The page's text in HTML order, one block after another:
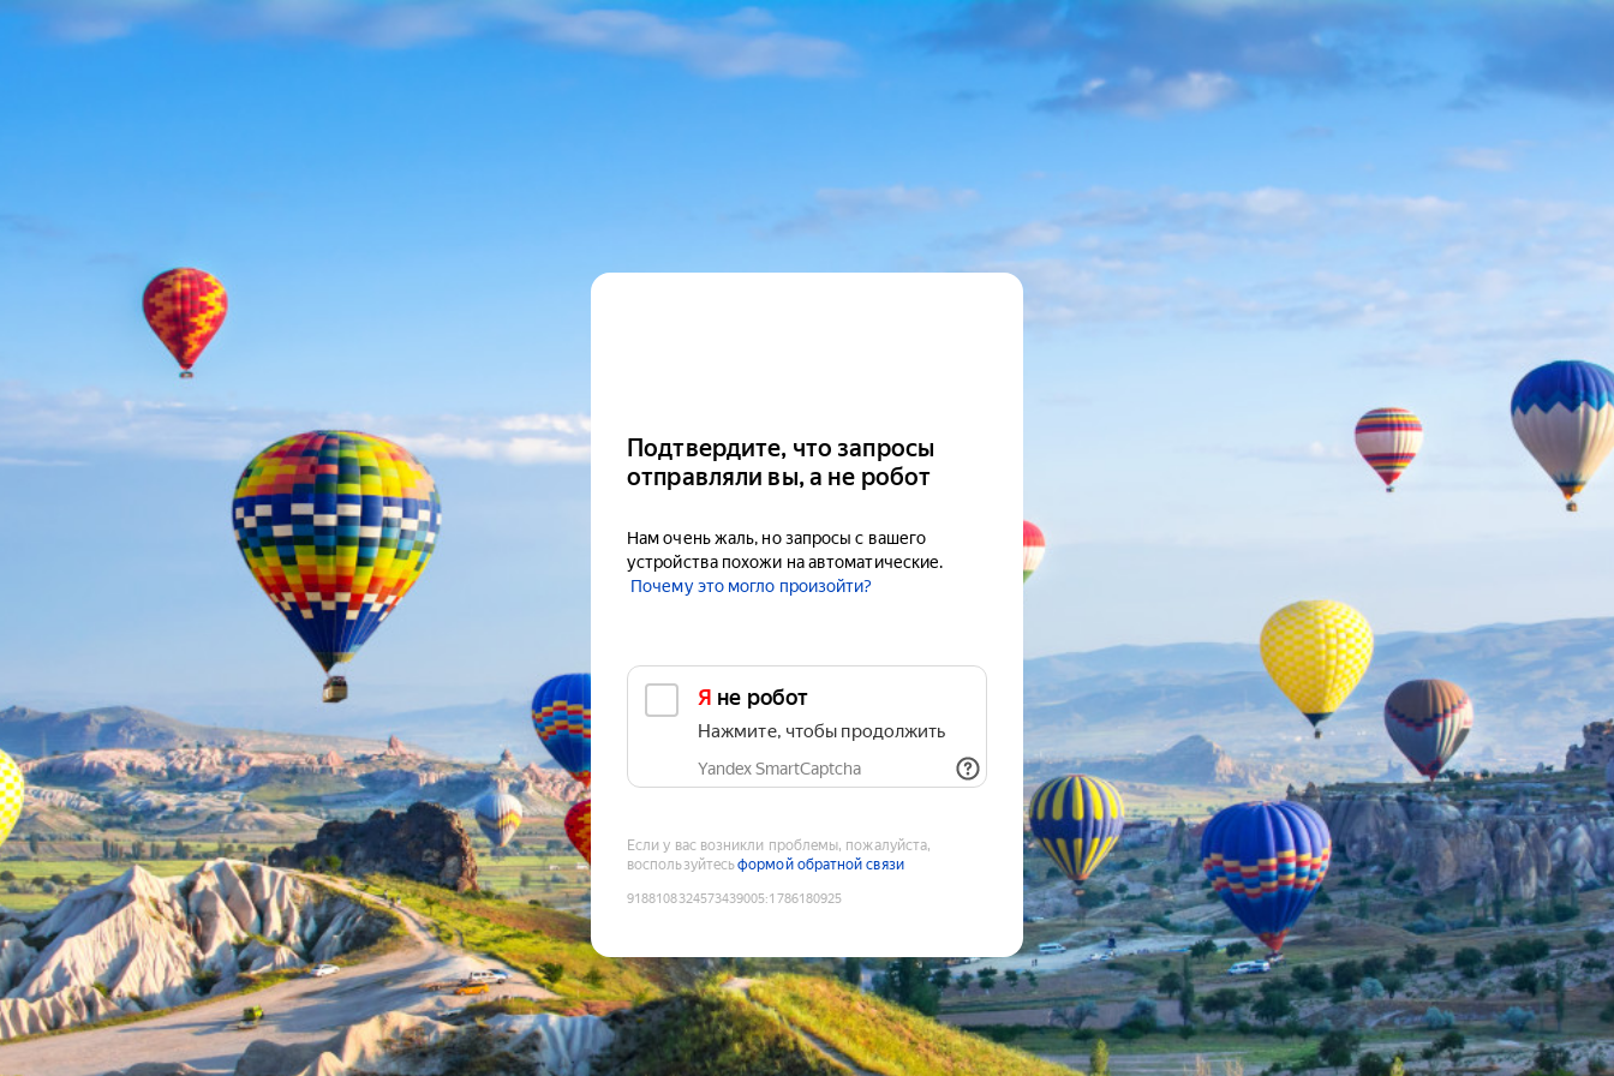
Подтвердите, что запросы
отправляли вы, а не робот
Нам очень жаль, но запросы с вашего
устройства похожи на автоматические.
Почему это могло произойти?
Я не робот
Нажмите, чтобы продолжить
Yandex SmartCaptcha
Если у вас возникли проблемы, пожалуйста,
воспользуйтесьформой обратной связи
9188108324573439005:1786180925